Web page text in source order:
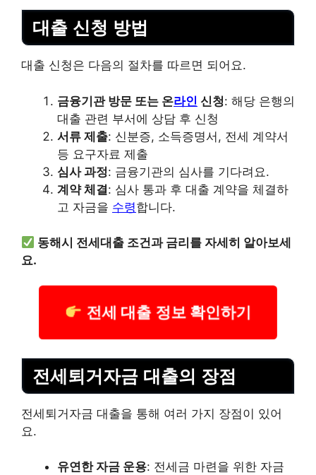
대출 신청 방법
대출 신청은 다음의 절차를 따르면 되어요.
금융기관 방문 또는 온라인 신청: 해당 은행의
대출 관련 부서에 상담 후 신청
서류 제출: 신분증, 소득증명서, 전세 계약서
등 요구자료 제출
심사 과정: 금융기관의 심사를 기다려요.
계약 체결: 심사 통과 후 대출 계약을 체결하
고 자금을 수령합니다.
동해시 전세대출 조건과 금리를 자세히 알아보세
요.
전세 대출 정보 확인하기
전세퇴거자금 대출의 장점
전세퇴거자금 대출을 통해 여러 가지 장점이 있어
요.
유연한 자금 운용: 전세금 마련을 위한 자금